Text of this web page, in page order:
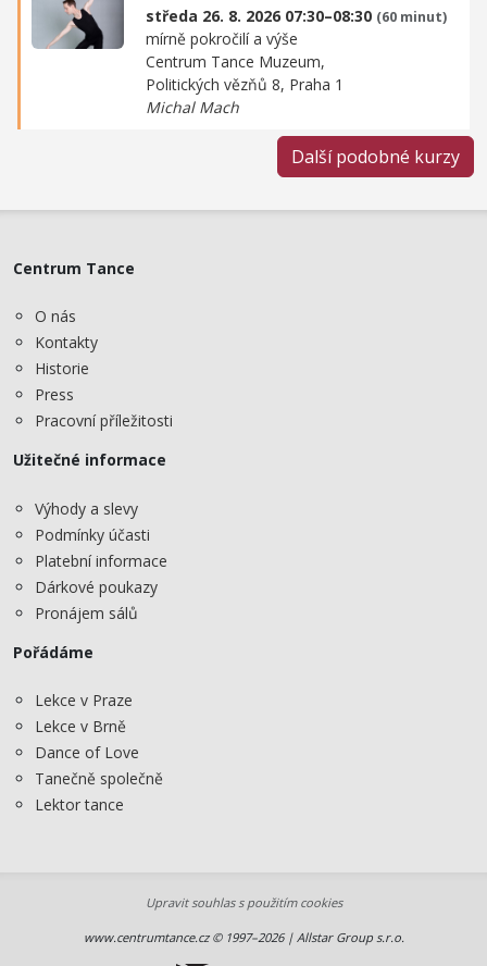
středa 26. 8. 2026 07:30–08:30 (60 minut)
mírně pokročilí a výše
Centrum Tance Muzeum,
Politických vězňů 8, Praha 1
Michal Mach
Další podobné kurzy
Centrum Tance
O nás
Kontakty
Historie
Press
Pracovní příležitosti
Užitečné informace
Výhody a slevy
Podmínky účasti
Platební informace
Dárkové poukazy
Pronájem sálů
Pořádáme
Lekce v Praze
Lekce v Brně
Dance of Love
Tanečně společně
Lektor tance
Upravit souhlas s použitím cookies
www.centrumtance.cz © 1997–2026 | Allstar Group s.r.o.